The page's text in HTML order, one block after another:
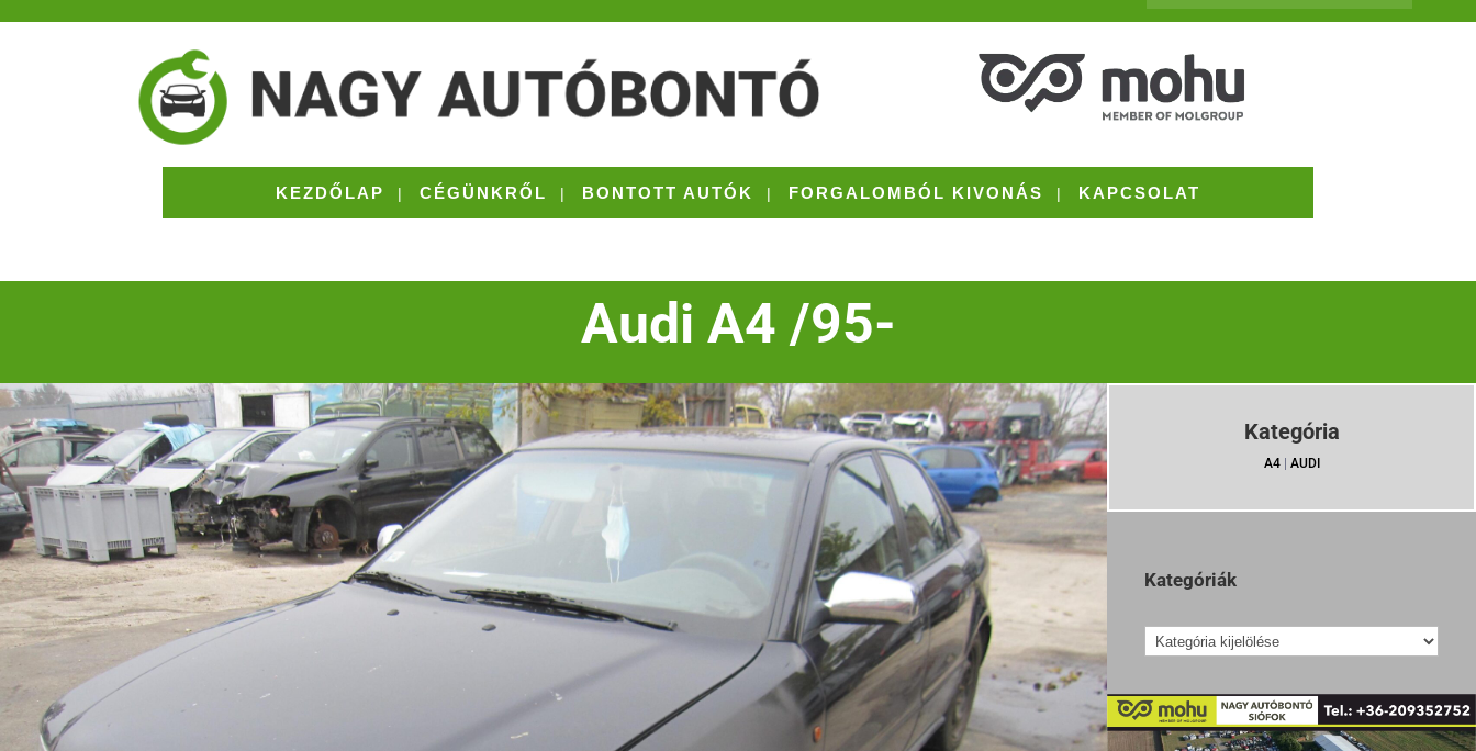
KEZDŐLAP CÉGÜNKRŐL BONTOTT AUTÓK FORGALOMBÓL KIVONÁS KAPCSOLAT
Audi A4 /95-
Kategória
A4| AUDI
Kategóriák
Kategóriák